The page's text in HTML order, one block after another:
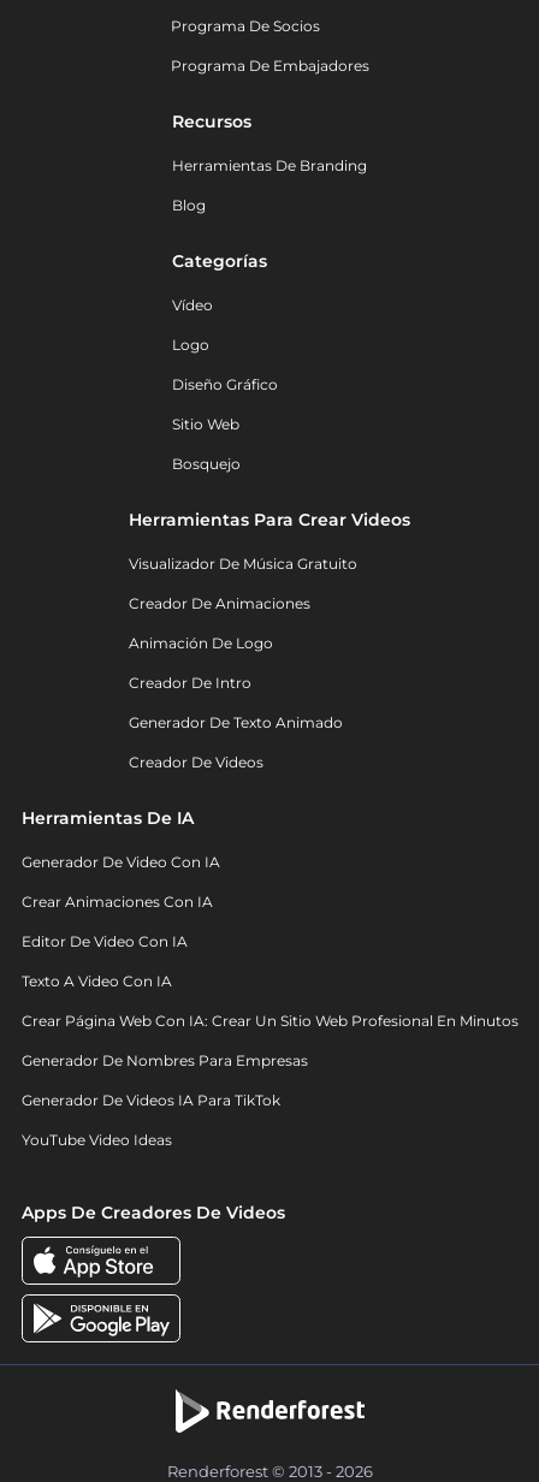
Programa De Socios
Programa De Embajadores
Recursos
Herramientas De Branding
Blog
Categorías
Vídeo
Logo
Diseño Gráfico
Sitio Web
Bosquejo
Herramientas Para Crear Videos
Visualizador De Música Gratuito
Creador De Animaciones
Animación De Logo
Creador De Intro
Generador De Texto Animado
Creador De Videos
Herramientas De IA
Generador De Video Con IA
Crear Animaciones Con IA
Editor De Video Con IA
Texto A Video Con IA
Crear Página Web Con IA: Crear Un Sitio Web Profesional En Minutos
Generador De Nombres Para Empresas
Generador De Videos IA Para TikTok
YouTube Video Ideas
Apps De Creadores De Videos
Renderforest © 2013 - 2026